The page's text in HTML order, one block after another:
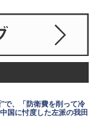
で、「防衛費を削って冷
国に忖度した左派の我田